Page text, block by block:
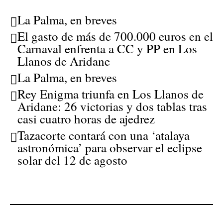
La Palma, en breves
El gasto de más de 700.000 euros en el
Carnaval enfrenta a CC y PP en Los
Llanos de Aridane
La Palma, en breves
Rey Enigma triunfa en Los Llanos de
Aridane: 26 victorias y dos tablas tras
casi cuatro horas de ajedrez
Tazacorte contará con una ‘atalaya
astronómica’ para observar el eclipse
solar del 12 de agosto